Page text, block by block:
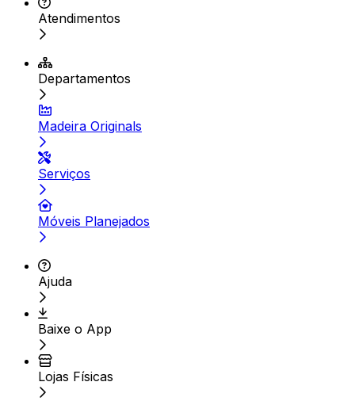
Atendimentos
Departamentos
Madeira Originals
Serviços
Móveis Planejados
Ajuda
Baixe o App
Lojas Físicas